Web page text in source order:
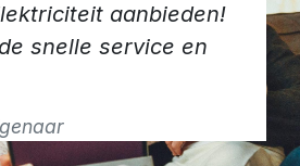
aanbieden!
snelle service en